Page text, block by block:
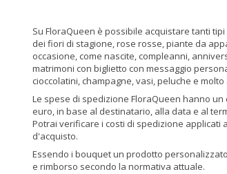
Su FloraQueen è possibile acquistare tanti
dei fiori di stagione, rose rosse, piante da
occasione, come nascite, compleanni,
matrimoni con biglietto con messaggio
cioccolatini, champagne, vasi, peluche e molto
Le spese di spedizione FloraQueen hanno un
euro, in base al destinatario, alla data e al
Potrai verificare i costi di spedizione applicati
d'acquisto.
Essendo i bouquet un prodotto
e rimborso secondo la normativa attuale.